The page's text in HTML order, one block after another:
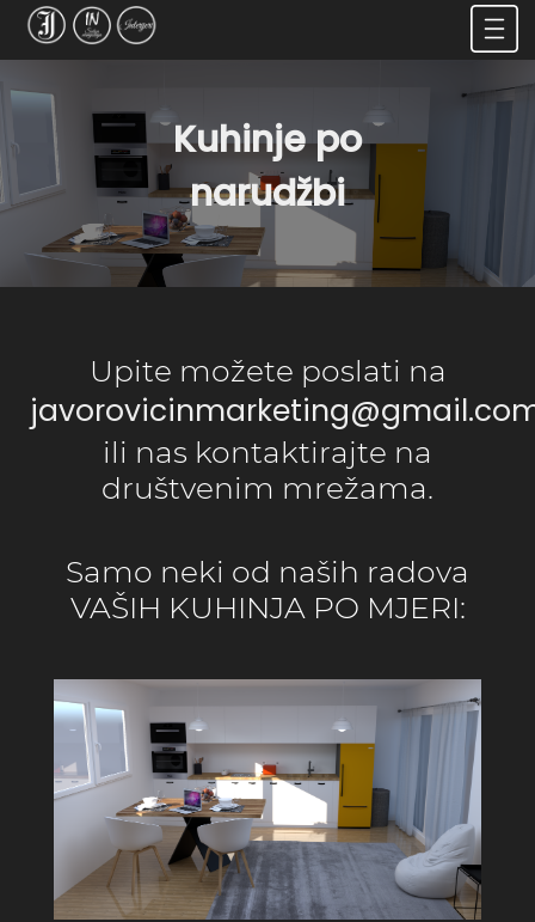
Kuhinje po
narudžbi
Upite možete poslati na
ili nas kontaktirajte na
društvenim mrežama.
Samo neki od naših radova
VAŠIH KUHINJA PO MJERI: